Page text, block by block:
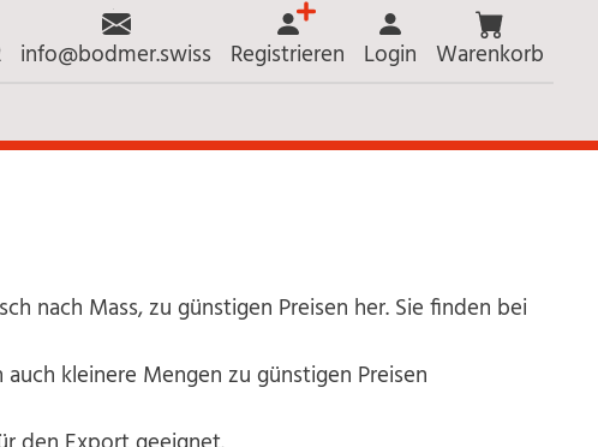
info@bodmer.swiss Registrieren Login Warenkorb
nach Mass, zu günstigen Preisen her. Sie finden bei
kleinere Mengen zu günstigen Preisen